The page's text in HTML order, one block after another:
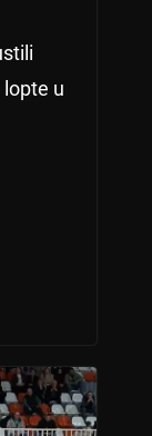
u